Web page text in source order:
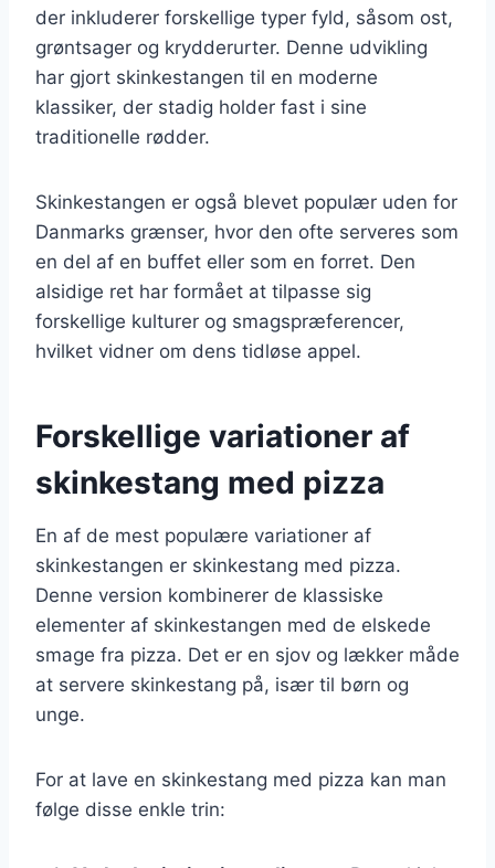
der inkluderer forskellige typer fyld, såsom ost,
grøntsager og krydderurter. Denne udvikling
har gjort skinkestangen til en moderne
klassiker, der stadig holder fast i sine
traditionelle rødder.
Skinkestangen er også blevet populær uden for
Danmarks grænser, hvor den ofte serveres som
en del af en buffet eller som en forret. Den
alsidige ret har formået at tilpasse sig
forskellige kulturer og smagspræferencer,
hvilket vidner om dens tidløse appel.
Forskellige variationer af
skinkestang med pizza
En af de mest populære variationer af
skinkestangen er skinkestang med pizza.
Denne version kombinerer de klassiske
elementer af skinkestangen med de elskede
smage fra pizza. Det er en sjov og lækker måde
at servere skinkestang på, især til børn og
unge.
For at lave en skinkestang med pizza kan man
følge disse enkle trin: